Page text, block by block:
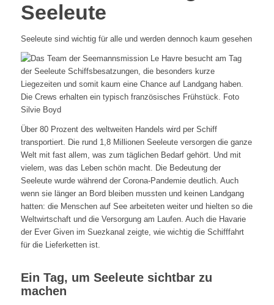
Seeleute
Seeleute sind wichtig für alle und werden dennoch kaum gesehen
Über 80 Prozent des weltweiten Handels wird per Schiff
transportiert. Die rund 1,8 Millionen Seeleute versorgen die ganze
Welt mit fast allem, was zum täglichen Bedarf gehört. Und mit
vielem, was das Leben schön macht. Die Bedeutung der
Seeleute wurde während der Corona-Pandemie deutlich. Auch
wenn sie länger an Bord bleiben mussten und keinen Landgang
hatten: die Menschen auf See arbeiteten weiter und hielten so die
Weltwirtschaft und die Versorgung am Laufen. Auch die Havarie
der Ever Given im Suezkanal zeigte, wie wichtig die Schifffahrt
für die Lieferketten ist.
Ein Tag, um Seeleute sichtbar zu
machen